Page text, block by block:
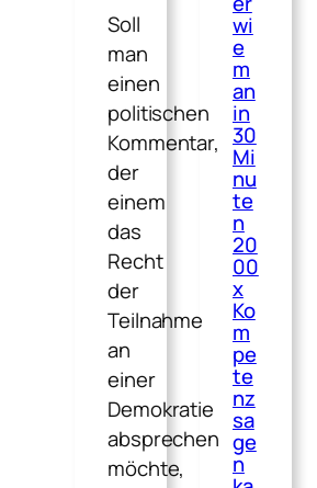
Soll
man
einen
politischen
Kommentar,
der
einem
das
Recht
der
Teilnahme
an
einer
Demokratie
absprechen
möchte,
wi
e
m
an
in
30
Mi
nu
te
n
20
00
x
Ko
m
pe
te
nz
sa
ge
n